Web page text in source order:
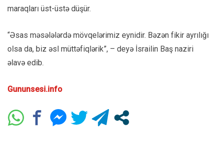
maraqları üst-üstə düşür.
“Əsas məsələlərdə mövqelərimiz eynidir. Bəzən fikir ayrılığı
olsa da, biz əsl müttəfiqlərik”, – deyə İsrailin Baş naziri
əlavə edib.
Gununsesi.info